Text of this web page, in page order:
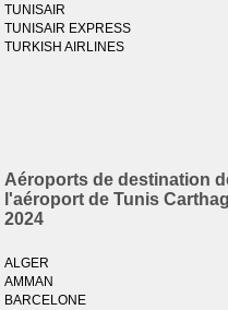
TUNISAIR
TUNISAIR EXPRESS
TURKISH AIRLINES
Aéroports de destination
l'aéroport de Tunis
2024
ALGER
AMMAN
BARCELONE